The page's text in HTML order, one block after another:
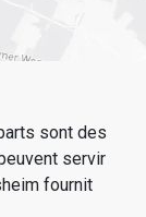
sont des
servir
fournit